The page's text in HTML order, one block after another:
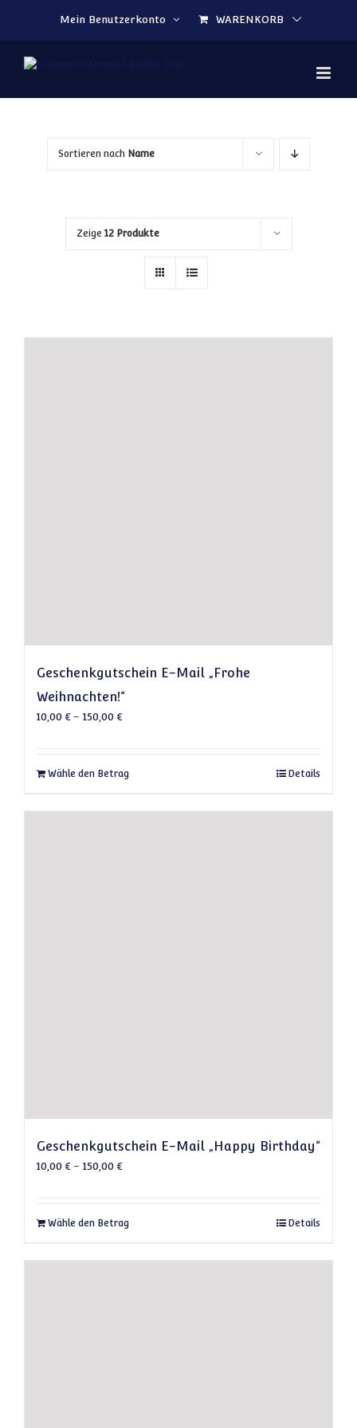
Mein Benutzerkonto
WARENKORB
Sortieren nach Name
Zeige 12 Produkte
Geschenkgutschein E-Mail „Frohe
Weihnachten!“
10,00 €– 150,00 €
Wähle den Betrag Dieses Produkt weist mehrere Varianten
Details
Geschenkgutschein E-Mail „Happy Birthday“
10,00 €– 150,00 €
Wähle den Betrag Dieses Produkt weist mehrere Varianten
Details